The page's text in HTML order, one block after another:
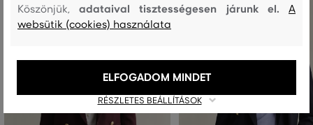
Köszönjük,adataival tisztességesen járunk el.A
websütik (cookies) használata
RÉSZLETES BEÁLLÍTÁSOK
ELFOGADOM MINDET